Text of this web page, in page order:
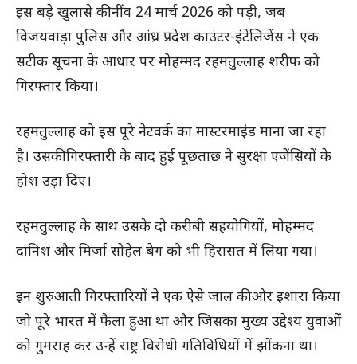
इस बड़े खुलासे की नींव 24 मार्च 2026 को पड़ी, जब
विजयवाड़ा पुलिस और आंध्र प्रदेश काउंटर-इंटेलिजेंस ने एक
सटीक सूचना के आधार पर मोहम्मद रहमतुल्लाह शरीफ को
गिरफ्तार किया।
रहमतुल्लाह को इस पूरे नेटवर्क का मास्टरमाइंड माना जा रहा
है। उसकी गिरफ्तारी के बाद हुई पूछताछ ने सुरक्षा एजेंसियों के
होश उड़ा दिए।
रहमतुल्लाह के साथ उसके दो करीबी सहयोगियों, मोहम्मद
दानिश और मिर्जा सोहेल बेग को भी हिरासत में लिया गया।
इन शुरुआती गिरफ्तारियों ने एक ऐसे जाल की ओर इशारा किया
जो पूरे भारत में फैला हुआ था और जिसका मुख्य उद्देश्य युवाओं
को गुमराह कर उन्हें राष्ट्र विरोधी गतिविधियों में झोंकना था।